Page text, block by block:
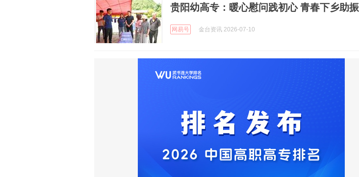
贵阳幼高专：暖心慰问践初心 青春下乡助
网易号 金台资讯 2026-07-10